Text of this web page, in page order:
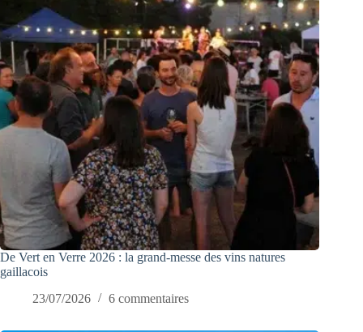
De Vert en Verre 2026 : la grand-messe des vins natures
gaillacois
23/07/2026
6 commentaires